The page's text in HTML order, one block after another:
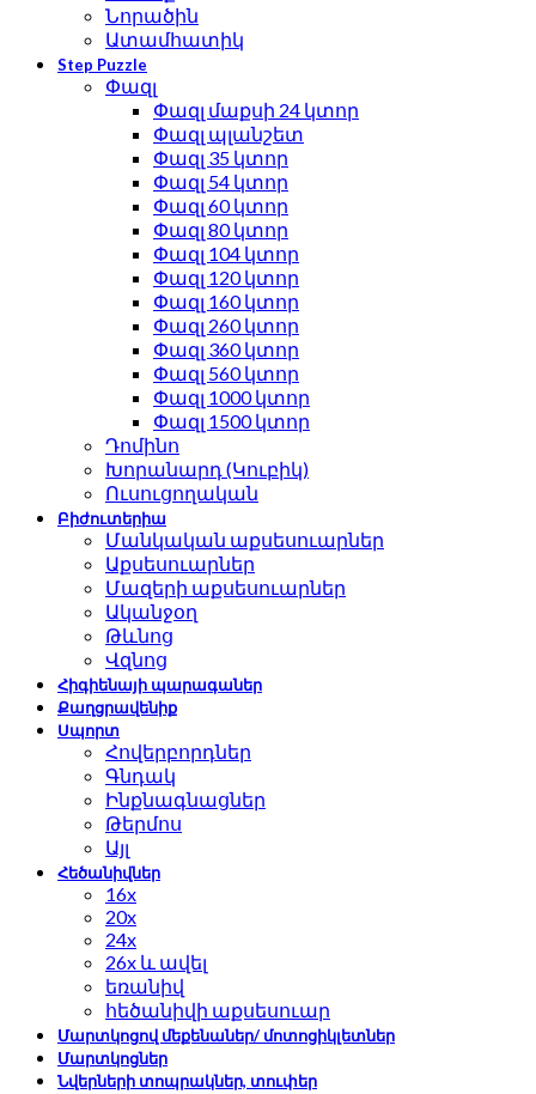
Նորածին
Ատամհատիկ
Step Puzzle
Փազլ
Փազլ մաքսի 24 կտոր
Փազլ պլանշետ
Փազլ 35 կտոր
Փազլ 54 կտոր
Փազլ 60 կտոր
Փազլ 80 կտոր
Փազլ 104 կտոր
Փազլ 120 կտոր
Փազլ 160 կտոր
Փազլ 260 կտոր
Փազլ 360 կտոր
Փազլ 560 կտոր
Փազլ 1000 կտոր
Փազլ 1500 կտոր
Դոմինո
Խորանարդ (Կուբիկ)
Ուսուցողական
Բիժուտերիա
Մանկական աքսեսուարներ
Աքսեսուարներ
Մազերի աքսեսուարներ
Ականջօղ
Թևնոց
Վզնոց
Հիգիենայի պարագաներ
Քաղցրավենիք
Սպորտ
Հովերբորդներ
Գնդակ
Ինքնագնացներ
Թերմոս
Այլ
Հեծանիվներ
16x
20x
24x
26x և ավել
եռանիվ
հեծանիվի աքսեսուար
Մարտկոցով մեքենաներ/ մոտոցիկլետներ
Մարտկոցներ
Նվերների տոպրակներ, տուփեր